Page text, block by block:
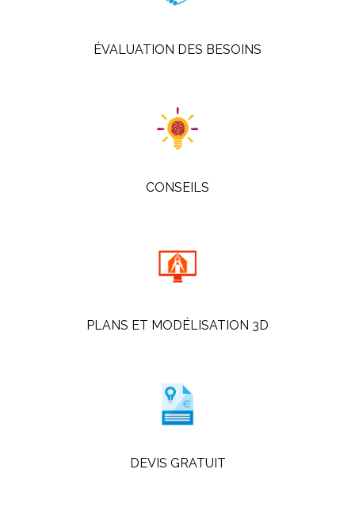
ÉVALUATION DES BESOINS
CONSEILS
PLANS ET MODÉLISATION 3D
DEVIS GRATUIT